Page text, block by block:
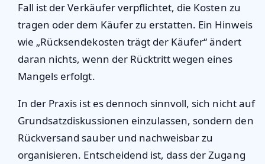
Fall ist der Verkäufer verpflichtet, die Kosten zu
tragen oder dem Käufer zu erstatten. Ein Hinweis
wie „Rücksendekosten trägt der Käufer“ ändert
daran nichts, wenn der Rücktritt wegen eines
Mangels erfolgt.
In der Praxis ist es dennoch sinnvoll, sich nicht auf
Grundsatzdiskussionen einzulassen, sondern den
Rückversand sauber und nachweisbar zu
organisieren. Entscheidend ist, dass der Zugang